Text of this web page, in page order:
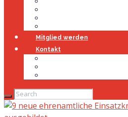
Mitglied werden
Kontakt